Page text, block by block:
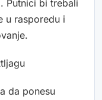
Putnici bi trebali
u rasporedu i
da ponesu